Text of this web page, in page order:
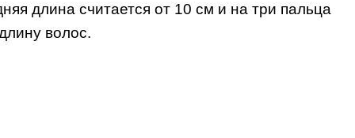
длина считается от 10 см и на три пальца
волос.